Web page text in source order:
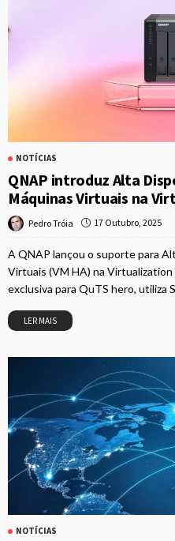
NOTÍCIAS
QNAP introduz Alta
Máquinas Virtuais na
Pedro Tróia 17 Outubro, 2025
A QNAP lançou o suporte para
Virtuais (VM HA) na
exclusiva para QuTS hero, utiliza
LER MAIS
NOTÍCIAS